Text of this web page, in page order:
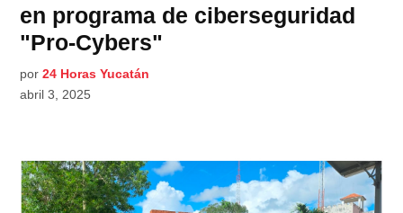
en programa de ciberseguridad
"Pro-Cybers"
por 24 Horas Yucatán
abril 3, 2025